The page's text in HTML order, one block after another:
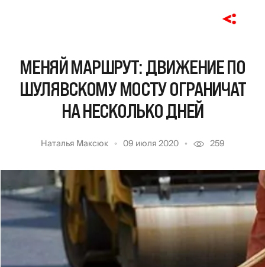
МЕНЯЙ МАРШРУТ: ДВИЖЕНИЕ ПО
ШУЛЯВСКОМУ МОСТУ ОГРАНИЧАТ
НА НЕСКОЛЬКО ДНЕЙ
Наталья Максюк 09 июля 2020 259